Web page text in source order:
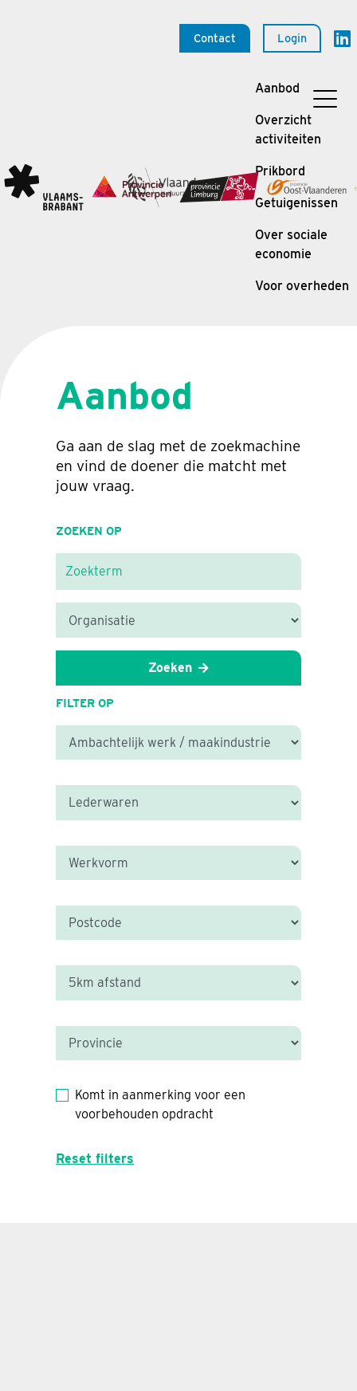
Contact Login
Aanbod
Overzicht
activiteiten
Prikbord
Getuigenissen
Over sociale
economie
Voor overheden
Aanbod
Ga aan de slag met de zoekmachine
en vind de doener die matcht met
jouw vraag.
ZOEKEN OP
Zoeken
FILTER OP
Komt in aanmerking voor een
voorbehouden opdracht
Reset filters